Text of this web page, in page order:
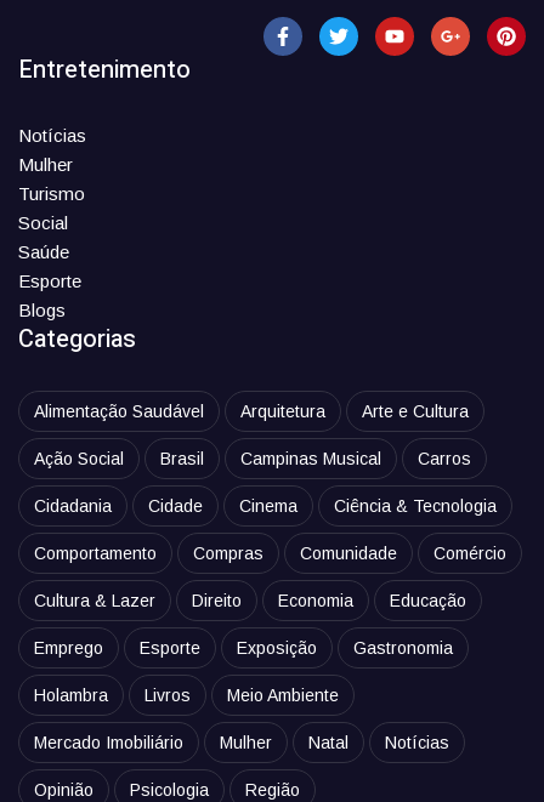
Entretenimento
Notícias
Mulher
Turismo
Social
Saúde
Esporte
Blogs
Categorias
Alimentação Saudável Arquitetura Arte e Cultura
Ação Social Brasil Campinas Musical Carros
Cidadania Cidade Cinema Ciência & Tecnologia
Comportamento Compras Comunidade Comércio
Cultura & Lazer Direito Economia Educação
Emprego Esporte Exposição Gastronomia
Holambra Livros Meio Ambiente
Mercado Imobiliário Mulher Natal Notícias
Opinião Psicologia Região